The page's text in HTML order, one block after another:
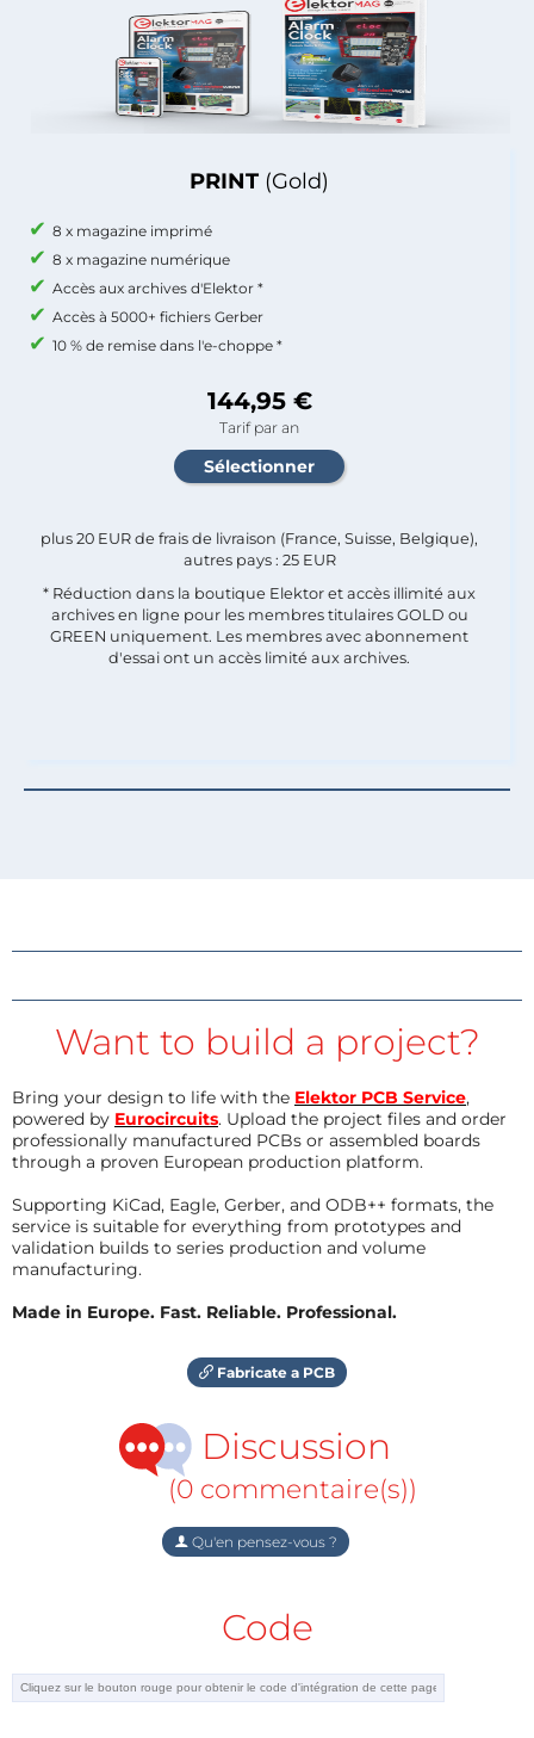
PRINT (Gold)
8 x magazine imprimé
8 x magazine numérique
Accès aux archives d'Elektor *
Accès à 5000+ fichiers Gerber
10 % de remise dans l'e-choppe *
144,95 €
Tarif par an
plus 20 EUR de frais de livraison (France, Suisse, Belgique),
autres pays : 25 EUR
* Réduction dans la boutique Elektor et accès illimité aux
archives en ligne pour les membres titulaires GOLD ou
GREEN uniquement. Les membres avec abonnement
d'essai ont un accès limité aux archives.
Want to build a project?
Bring your design to life with the Elektor PCB Service,
powered by Eurocircuits. Upload the project files and order
professionally manufactured PCBs or assembled boards
through a proven European production platform.
Supporting KiCad, Eagle, Gerber, and ODB++ formats, the
service is suitable for everything from prototypes and
validation builds to series production and volume
manufacturing.
Made in Europe. Fast. Reliable. Professional.
Fabricate a PCB
Discussion
(0 commentaire(s))
Qu'en pensez-vous ?
Code